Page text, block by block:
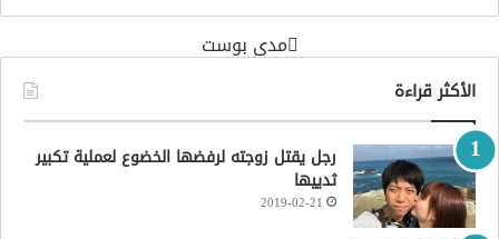
‏مدى بوست‏
الأكثر قراءة
رجل يقتل زوجته لرفضها الخضوع لعملية تكبير
ثدييها
2019-02-21